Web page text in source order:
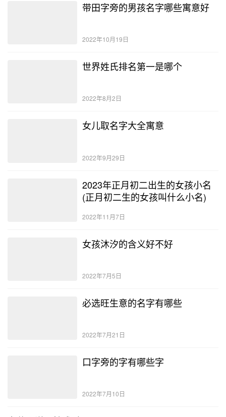
带田字旁的男孩名字哪些寓意好
2022年10月19日
世界姓氏排名第一是哪个
2022年8月2日
女儿取名字大全寓意
2022年9月29日
2023年正月初二出生的女孩小名
(正月初二生的女孩叫什么小名)
2022年11月7日
女孩沐汐的含义好不好
2022年7月5日
必选旺生意的名字有哪些
2022年7月21日
口字旁的字有哪些字
2022年7月10日